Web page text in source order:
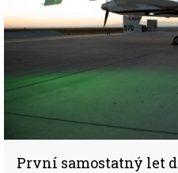
První samostatný let